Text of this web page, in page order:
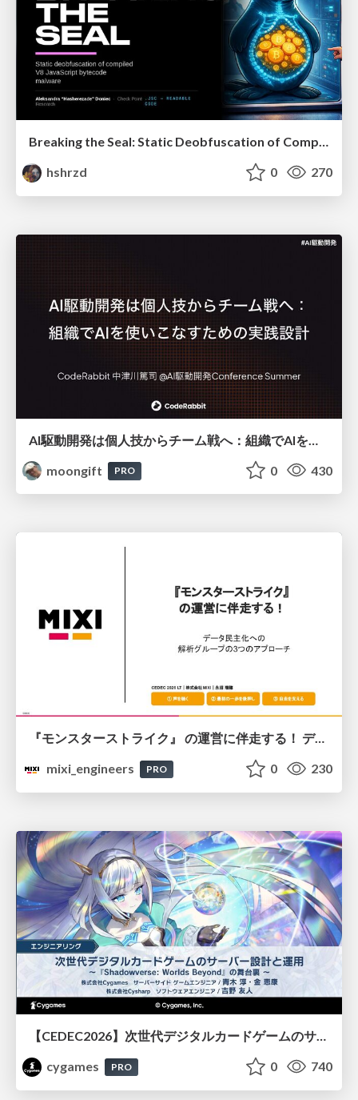
Breaking the Seal: Static Deobfuscation of Compiled V8 JavaScript Bytecode Malware
hshrzd
0 270
moongift
PRO 0 430
『モンスターストライク』 の運営に伴走する！ データ民主化への 解析グループの3つのアプローチ
mixi_engineers
PRO 0 230
【CEDEC2026】次世代デジタルカードゲームのサーバー設計と運用 〜『Shadowverse: Worlds Beyond』の舞台裏～
cygames
PRO 0 740